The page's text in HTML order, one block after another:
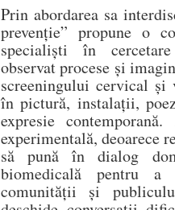
Prin abordarea sa
prevenție” propune o
specialiști în
observat procese și
screeningului cervical și
în pictură, instalații,
expresie
experimentală, deoarece
să pună în dialog
biomedicală pentru a
comunității și